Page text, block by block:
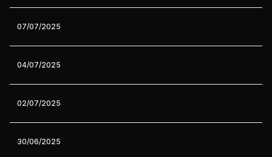
07/07/2025
04/07/2025
02/07/2025
30/06/2025